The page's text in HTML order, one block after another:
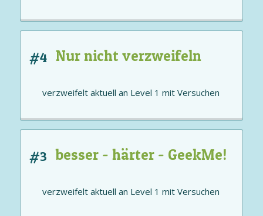
#4 Nur nicht verzweifeln
verzweifelt aktuell an Level 1 mitVersuchen
#3 besser - härter - GeekMe!
verzweifelt aktuell an Level 1 mitVersuchen